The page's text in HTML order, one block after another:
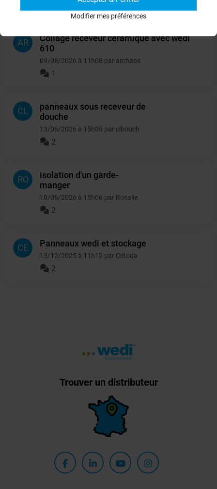
Autres questions
AR
Collage receveur céramique avec wedi
610
09/08/2026 à 11h08 par archaos
1
CL
panneaux sous receveur de
douche
13/06/2026 à 15h06 par clbouch
2
RO
isolation d'un garde-
manger
10/06/2026 à 15h06 par Rosalie
2
CE Panneaux wedi et stockage
13/12/2025 à 11h12 par Cetoda
2
Trouver un distributeur
Modifier mes préférences